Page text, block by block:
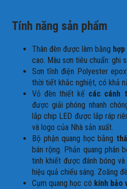
Tính năng sản phẩm
Thân đèn được làm bằng
cao. Màu sơn tiêu chuẩn: ghi
Sơn tĩnh điện Polyester
thời tiết khắc nghiệt, có khả
Vỏ đèn thiết kế các cánh
được giải phóng nhanh
lắp chip LED được lắp ráp
và logo của Nhà sản xuất.
Bộ phận quang học bằng
bán rộng. Phản quang phân
tinh khiết được đánh bóng
hiệu quả chiếu sáng. Zoăng
Cụm quang học có kính bảo